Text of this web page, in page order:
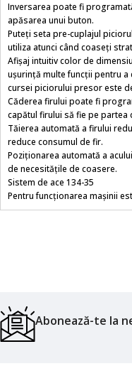
Inversarea poate fi
apăsarea unui buton.
Puteți seta pre-cuplajul
utiliza atunci când coaseți
Afișaj intuitiv color de
ușurință multe funcții pentru
cursei piciorului presor este
Căderea firului poate fi
capătul firului să fie pe
Tăierea automată a firului
reduce consumul de fir.
Poziționarea automată a
de necesitățile de coasere.
Sistem de ace 134-35
Pentru funcționarea mașinii
Abonează-te la